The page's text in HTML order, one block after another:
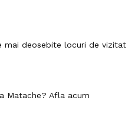
mai deosebite locuri de vizitat
Matache? Afla acum